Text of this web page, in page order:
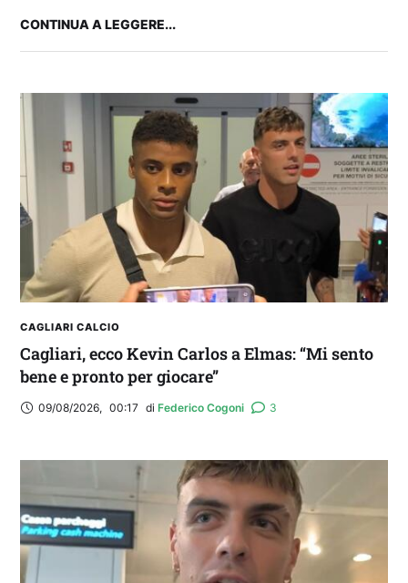
2° TROFEO RIVA | IL POST-PARTITA: commenta
con noi il match tra Cagliari e Nizza
CONTINUA A LEGGERE...
CAGLIARI CALCIO
Cagliari, ecco Kevin Carlos a Elmas: “Mi sento
bene e pronto per giocare”
09/08/2026, 00:17 di Federico Cogoni 3